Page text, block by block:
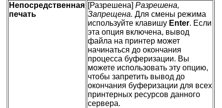
Непосредственная
печать
[Разрешена] Разрешена,
Запрещена. Для смены режима
используйте клавишу Enter. Если
эта опция включена, вывод
файла на принтер может
начинаться до окончания
процесса буферизации. Вы
можете использовать эту опцию,
чтобы запретить вывод до
окончания буферизации для всех
принтерных ресурсов данного
сервера.